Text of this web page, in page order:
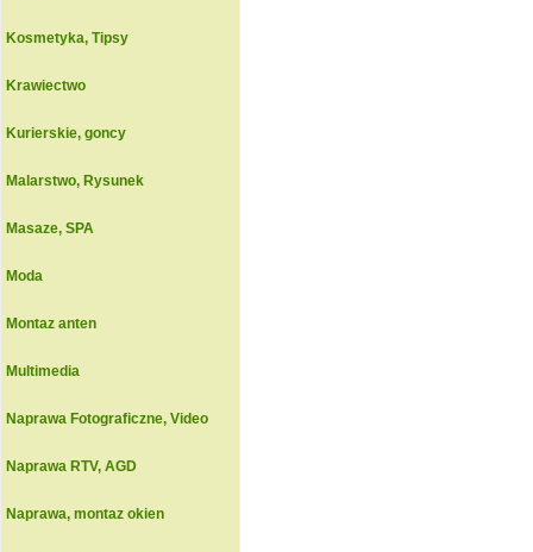
Kosmetyka, Tipsy
Krawiectwo
Kurierskie, goncy
Malarstwo, Rysunek
Masaze, SPA
Moda
Montaz anten
Multimedia
Naprawa Fotograficzne, Video
Naprawa RTV, AGD
Naprawa, montaz okien